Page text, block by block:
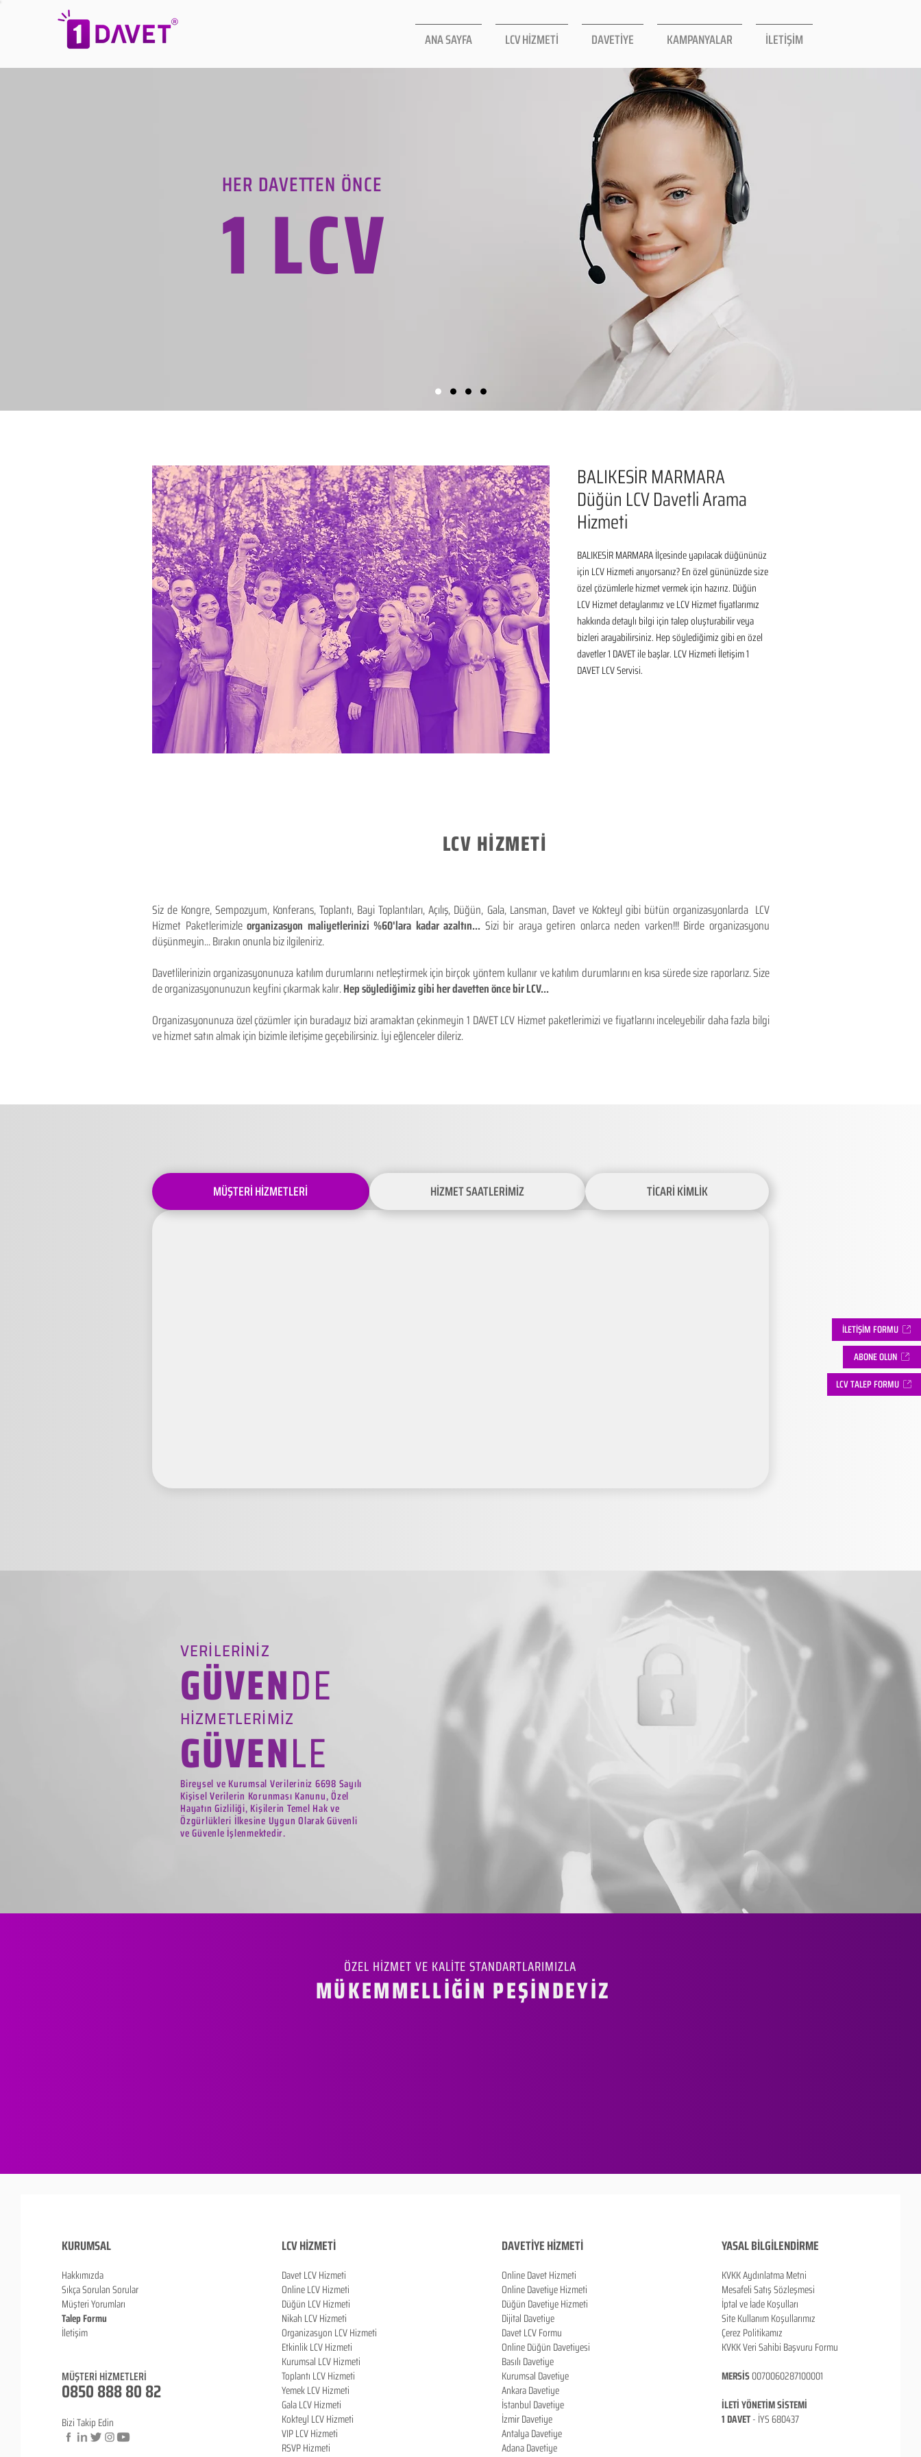
ANA SAYFA LCV HİZMETİ DAVETİYE KAMPANYALAR İLETİŞİM
ABONE OLUN
LCV TALEP FORMU
İLETİŞİM FORMU
HER DAVETTEN ÖNCE
1 LCV
BALIKESİR MARMARA
Düğün LCV Davetli Arama
Hizmeti
BALIKESİR MARMARA İlçesinde yapılacak düğününüz
için LCV Hizmeti arıyorsanız? En özel gününüzde size
özel çözümlerle hizmet vermek için hazırız. Düğün
LCV Hizmet detaylarımız ve LCV Hizmet fiyatlarımız
hakkında detaylı bilgi için talep oluşturabilir veya
bizleri arayabilirsiniz. Hep söylediğimiz gibi en özel
davetler 1 DAVET ile başlar. LCV Hizmeti İletişim 1
DAVET LCV Servisi.
LCV HİZMETİ
Siz de Kongre, Sempozyum, Konferans, Toplantı, Bayi Toplantıları, Açılış, Düğün, Gala, Lansman, Davet ve Kokteyl gibi bütün organizasyonlarda LCV
Hizmet Paketlerimizleorganizasyon maliyetlerinizi %60'lara kadar azaltın... Sizi bir araya getiren onlarca neden varken!!! Birde organizasyonu
düşünmeyin... Bırakın onunla biz ilgileniriz.
Davetlilerinizin organizasyonunuza katılım durumlarını netleştirmek için birçok yöntem kullanır ve katılım durumlarını en kısa sürede size raporlarız. Size
de organizasyonunuzun keyfini çıkarmak kalır.Hep söylediğimiz gibi her davetten önce bir LCV...
Organizasyonunuza özel çözümler için buradayız bizi aramaktan çekinmeyin 1 DAVET LCV Hizmet paketlerimizi ve fiyatlarını inceleyebilir daha fazla bilgi
ve hizmet satın almak için bizimle iletişime geçebilirsiniz. İyi eğlenceler dileriz.
MÜŞTERİ HİZMETLERİ HİZMET SAATLERİMİZ TİCARİ KİMLİK
VERİLERİNİZ
GÜVENDE
HİZMETLERİMİZ
GÜVENLE
Bireysel ve Kurumsal Verileriniz 6698 Sayılı
Kişisel Verilerin Korunması Kanunu, Özel
Hayatın Gizliliği, Kişilerin Temel Hak ve
Özgürlükleri İlkesine Uygun Olarak Güvenli
ve Güvenle İşlenmektedir.
ÖZEL HİZMET VE KALİTE STANDARTLARIMIZLA
MÜKEMMELLİĞİN PEŞİNDEYİZ
KURUMSAL
Hakkımızda
Sıkça Sorulan Sorular
Müşteri Yorumları
Talep Formu
İletişim
MÜŞTERİ HİZMETLERİ
0850 888 80 82
Bizi Takip Edin
LCV HİZMETİ
Davet LCV Hizmeti
Online LCV Hizmeti
Düğün LCV Hizmeti
Nikah LCV Hizmeti
Organizasyon LCV Hizmeti
Etkinlik LCV Hizmeti
Kurumsal LCV Hizmeti
Toplantı LCV Hizmeti
Yemek LCV Hizmeti
Gala LCV Hizmeti
Kokteyl LCV Hizmeti
VIP LCV Hizmeti
RSVP Hizmeti
DAVETİYE HİZMETİ
Online Davet Hizmeti
Online Davetiye Hizmeti
Düğün Davetiye Hizmeti
Dijital Davetiye
Davet LCV Formu
Online Düğün Davetiyesi
Basılı Davetiye
Kurumsal Davetiye
Ankara Davetiye
İstanbul Davetiye
İzmir Davetiye
Antalya Davetiye
Adana Davetiye
YASAL BİLGİLENDİRME
KVKK Aydınlatma Metni
Mesafeli Satış Sözleşmesi
İptal ve İade Koşulları
Site Kullanım Koşullarımız
Çerez Politikamız
KVKK Veri Sahibi Başvuru Formu
MERSİS0070060287100001
İLETİ YÖNETİM SİSTEMİ
1 DAVET- İYS 680437